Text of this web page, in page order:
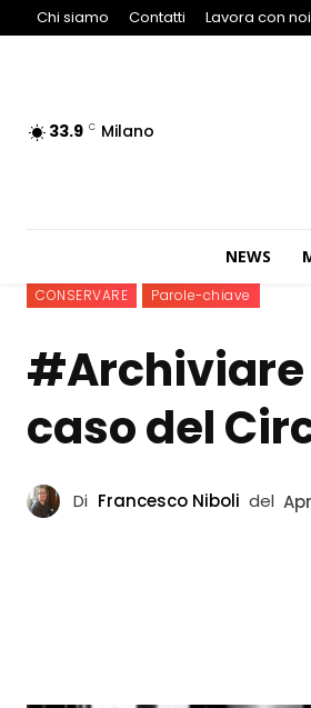
Chi siamo Contatti Lavora con noi
33.9 C Milano
NEWS
CONSERVARE Parole-chiave
#Archiviare
caso del
Di Francesco Niboli del